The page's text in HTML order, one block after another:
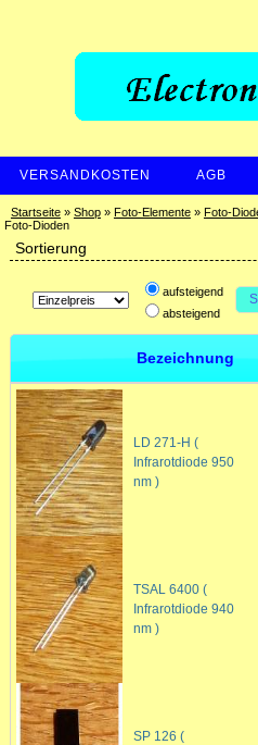
VERSANDKOSTEN AGB
Startseite» Shop» Foto-Elemente» Foto-
Foto-Dioden
Sortierung
aufsteigend
absteigend
Bezeichnung
LD 271-H (
Infrarotdiode 950
nm )
TSAL 6400 (
Infrarotdiode 940
nm )
SP 126 (